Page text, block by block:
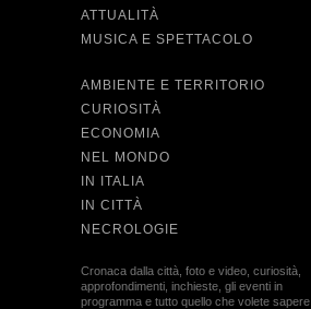
ATTUALITÀ
MUSICA E SPETTACOLO
AMBIENTE E TERRITORIO
CURIOSITÀ
ECONOMIA
NEL MONDO
IN ITALIA
IN CITTÀ
NECROLOGIE
Cronaca dalla città, foto e video, curiosità,
approfondimenti, inchieste, gli eventi in
programma e tutto quello che volete sapere